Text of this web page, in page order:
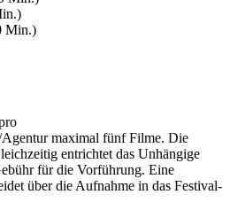
Min.)
maximal fünf Filme. Die
entrichtet das Unhängige
für die Vorführung. Eine
über die Aufnahme in das Festival-